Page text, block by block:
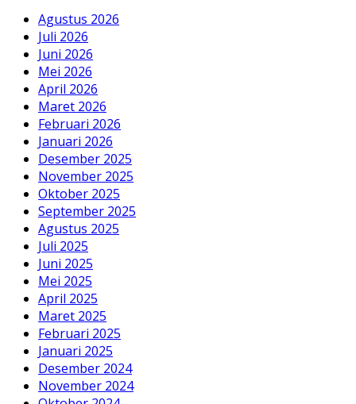
Agustus 2026
Juli 2026
Juni 2026
Mei 2026
April 2026
Maret 2026
Februari 2026
Januari 2026
Desember 2025
November 2025
Oktober 2025
September 2025
Agustus 2025
Juli 2025
Juni 2025
Mei 2025
April 2025
Maret 2025
Februari 2025
Januari 2025
Desember 2024
November 2024